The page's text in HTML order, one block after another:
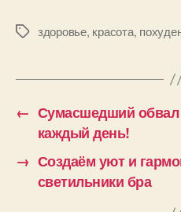
Позначки
здоровье, красота,
← Сумасшедший обвал
каждый день!
→ Создаём уют и
светильники бра